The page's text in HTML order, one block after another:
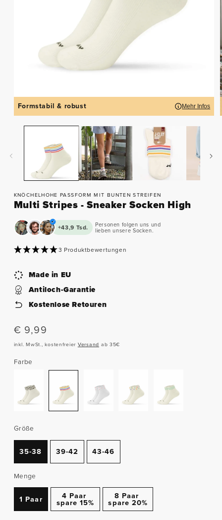
Formstabil & robust Mehr Infos
KNÖCHELHOHE PASSFORM MIT BUNTEN STREIFEN
Multi Stripes - Sneaker Socken High
+43,9 Tsd. Personen folgen uns und
lieben unsere Socken.
3 Produktbewertungen
Made in EU
Antiloch-Garantie
Kostenlose Retouren
Normaler
Preis
€ 9,99
inkl. MwSt., kostenfreier Versand ab 35€
Farbe
Größe
35-38 39-42 43-46
Menge
1 Paar 4 Paar
spare 15%
8 Paar
spare 20%